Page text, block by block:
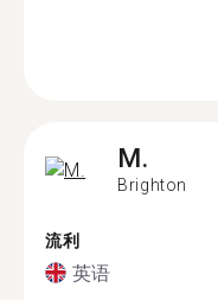
M.
Brighton
流利
英语